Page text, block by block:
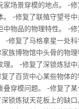
家场景穿模的地点。 -
。 -修复了联殖守望号
中物品的物理特性。 -
-修复了马格拿星一处
族博物馆中头骨的物
理。 -修复了深锁炼狱
了百货中心某些物体
叠穿模问题。 -修复了
锁炼狱天花板上的缺